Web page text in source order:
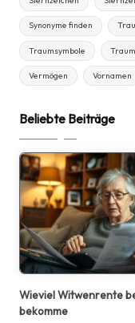
Synonyme finden
Traumsymbole
Vermögen Vornamen
Beliebte Beiträge
Wieviel Witwenrente
bekomme